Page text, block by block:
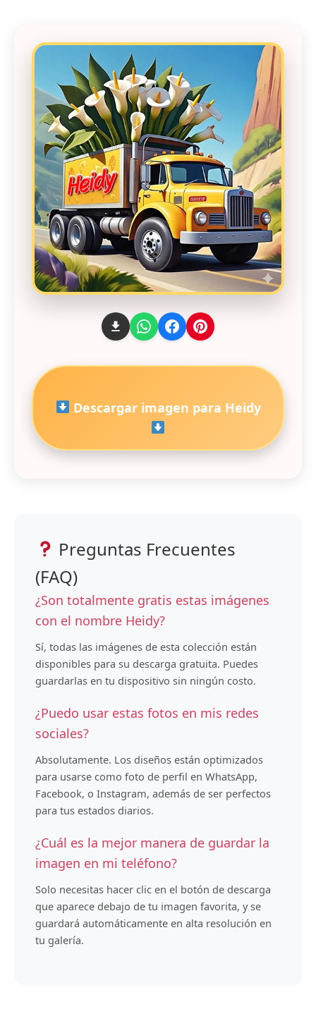
Descargar imagen para Heidy
Preguntas Frecuentes
(FAQ)
¿Son totalmente gratis estas imágenes
con el nombre Heidy?
Sí, todas las imágenes de esta colección están
disponibles para su descarga gratuita. Puedes
guardarlas en tu dispositivo sin ningún costo.
¿Puedo usar estas fotos en mis redes
sociales?
Absolutamente. Los diseños están optimizados
para usarse como foto de perfil en WhatsApp,
Facebook, o Instagram, además de ser perfectos
para tus estados diarios.
¿Cuál es la mejor manera de guardar la
imagen en mi teléfono?
Solo necesitas hacer clic en el botón de descarga
que aparece debajo de tu imagen favorita, y se
guardará automáticamente en alta resolución en
tu galería.